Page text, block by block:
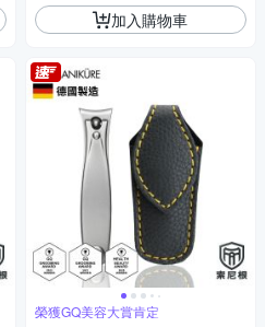
加入購物車
榮獲GQ美容大賞肯定